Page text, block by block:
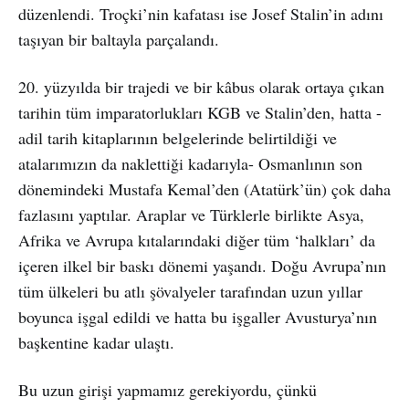
düzenlendi. Troçki’nin kafatası ise Josef Stalin’in adını
taşıyan bir baltayla parçalandı.
20. yüzyılda bir trajedi ve bir kâbus olarak ortaya çıkan
tarihin tüm imparatorlukları KGB ve Stalin’den, hatta -
adil tarih kitaplarının belgelerinde belirtildiği ve
atalarımızın da naklettiği kadarıyla- Osmanlının son
dönemindeki Mustafa Kemal’den (Atatürk’ün) çok daha
fazlasını yaptılar. Araplar ve Türklerle birlikte Asya,
Afrika ve Avrupa kıtalarındaki diğer tüm ‘halkları’ da
içeren ilkel bir baskı dönemi yaşandı. Doğu Avrupa’nın
tüm ülkeleri bu atlı şövalyeler tarafından uzun yıllar
boyunca işgal edildi ve hatta bu işgaller Avusturya’nın
başkentine kadar ulaştı.
Bu uzun girişi yapmamız gerekiyordu, çünkü